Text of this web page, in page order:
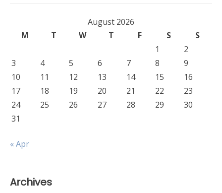
August 2026
M
T W T F S
S
1
2
3
4 5 6 7 8
9
10
11 12 13 14 15
16
17
18 19 20 21 22
23
24
25 26 27 28 29
30
31
« Apr
Archives